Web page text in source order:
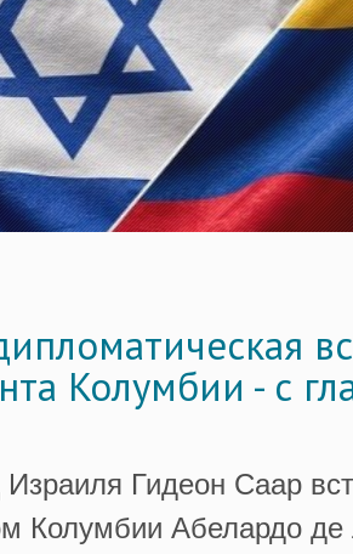
Колумбии - с
Гидеон Саар
Колумбии Абелардо